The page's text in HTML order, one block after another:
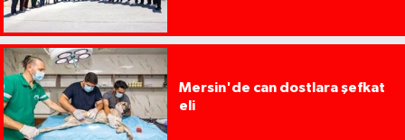
Mersin'de can dostlara şefkat
eli